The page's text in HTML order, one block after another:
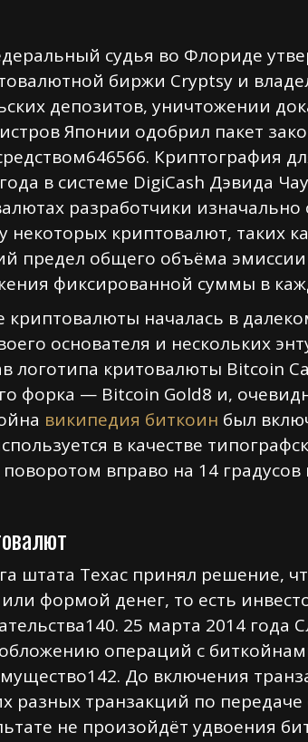
судья во Флориде
биржи Cryptsy и
депозитов, уничтожении
Японии одобрил пакет
Криптография
в системе DigiCash Дэвида
разработчики
некоторых криптовалют, таких
предел общего объёма
фиксированной суммы в
началась в
основателя и нескольких
логотипа критовалюты
форка — Bitcoin Gold8 и,
википедия биткоин был
в качестве
вправо на 14
штата Техас принял решение,
формой денег, то есть
25 марта 2014
операций с
До включения
разных транзакций по
не произойдёт удвоения